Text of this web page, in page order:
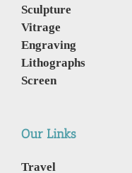
Sculpture
Vitrage
Engraving
Lithographs
Screen
Our Links
Travel